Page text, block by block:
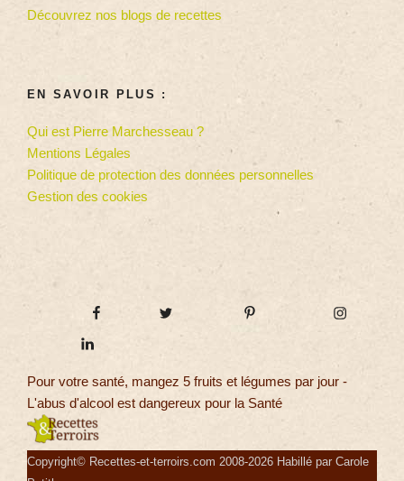
Découvrez nos blogs de recettes
EN SAVOIR PLUS :
Qui est Pierre Marchesseau ?
Mentions Légales
Politique de protection des données personnelles
Gestion des cookies
Pour votre santé, mangez 5 fruits et légumes par jour -
L'abus d'alcool est dangereux pour la Santé
Copyright© Recettes-et-terroirs.com 2008-2026 Habillé par Carole